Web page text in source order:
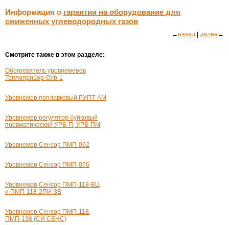
Информация о гарантии на оборудование для
сжиженных углеводородных газов
←назад | далее →
Смотрите также в этом разделе:
Обогреватель уровнемеров
Теплоприбор ОУр-1
Уровнемер поплавковый РУПТ-АМ
Уровнемер регулятор буйковый
пневматический УРБ-П, УРБ-ПМ
Уровнемер Сенсор ПМП-062
Уровнемер Сенсор ПМП-076
Уровнемер Сенсор ПМП-118-ВЦ
и ПМП-118-2ПИ-3В
Уровнемер Сенсор ПМП-118
ПМП-138 (СИ СЕНС)